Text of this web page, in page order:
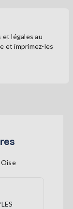
et légales au
et imprimez-les